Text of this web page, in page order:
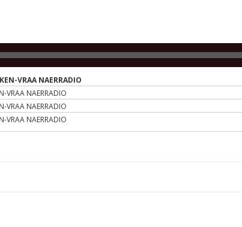
VRAA NAERRADIO
VRAA NAERRADIO
VRAA NAERRADIO
VRAA NAERRADIO